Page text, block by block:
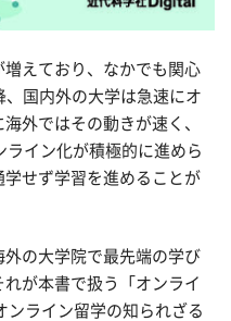
えており、なかでも関心
国内外の大学は急速にオ
外ではその動きが速く、
ライン化が積極的に進めら
せず学習を進めることが
の大学院で最先端の学び
が本書で扱う「オンライ
ンライン留学の知られざる